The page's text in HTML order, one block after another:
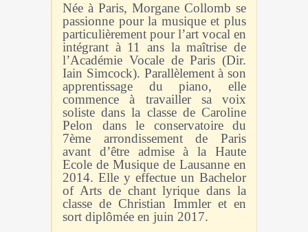
Née à Paris, Morgane Collomb se
passionne pour la musique et plus
particulièrement pour l’art vocal en
intégrant à 11 ans la maîtrise de
l’Académie Vocale de Paris (Dir.
Iain Simcock). Parallèlement à son
apprentissage du piano, elle
commence à travailler sa voix
soliste dans la classe de Caroline
Pelon dans le conservatoire du
7ème arrondissement de Paris
avant d’être admise à la Haute
Ecole de Musique de Lausanne en
2014. Elle y effectue un Bachelor
of Arts de chant lyrique dans la
classe de Christian Immler et en
sort diplômée en juin 2017.